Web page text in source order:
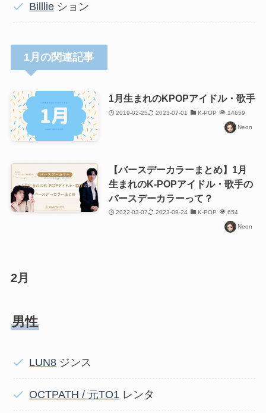
Billlie ション
1月の関連記事
1月生まれのKPOPアイドル・歌手
2019-02-25 2023-07-01 K-POP 14659
Neon
【バースデーカラーまとめ】1月
生まれのK-POPアイドル・歌手の
バースデーカラーって？
2022-03-07 2023-09-24 K-POP 654
Neon
2月
男性
LUN8 ジンス
OCTPATH / 元TO1 レンタ